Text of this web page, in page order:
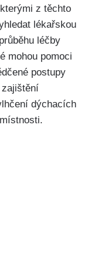
⁤z těchto
lékařskou
léčby
mohou pomoci
postupy
​dýchacích​